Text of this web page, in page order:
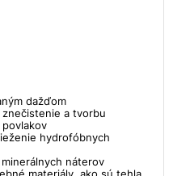
dažďom
a tvorbu
hydrofóbnych
náterov